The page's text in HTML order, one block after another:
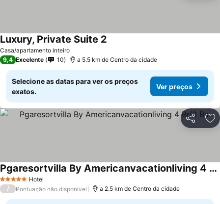
Casa/apartamento inteiro
Luxury, Private Suite 2
9,4 Excelente 10 a 5.5 km de Centro da cidade
Selecione as datas para ver os preços
exatos.
Ver preços
Partilhar
5 Estrelas Hotel
Pgaresortvilla By Americanvacationliving 4 Br/3 Ba
/ Pontuação não disponível a 2.5 km de Centro da cidade